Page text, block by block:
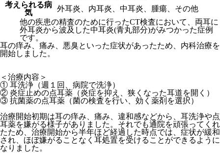
考えられる病
気
外耳炎、内耳炎、中耳炎、腫瘍、その他
他の疾患の精査のために行ったCT検査において、両耳に
外耳炎から波及した中耳炎(青丸部分)がみつかった症例
です。
耳の痒み、痛み、悪臭といった症状があったため、内科治療を
開始しました。
＜治療内容＞
① 耳洗浄（週１回、病院で洗浄）
② 炎症止めの点耳薬（炎症を抑え、狭くなった耳道を開く）
③ 抗菌薬の点耳薬（菌の検査を行い、効く薬剤を選択）
治療開始初期は耳の痒み、痛み、違和感などから、耳洗浄や点
耳薬を嫌がる様子がありました。それでも通院を頑張ってくれ
たため、治療開始から半年ほど経過した時点では、症状が緩和
され、ほぼ嫌がることなく耳処置を受けることができるように
なりました。